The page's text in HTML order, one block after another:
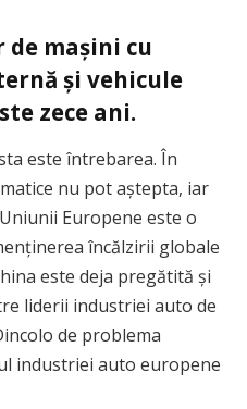
mașini cu
și vehicule
zece ani.
este întrebarea. În
nu pot aștepta, iar
Europene este o
încălzirii globale
este deja pregătită și
liderii industriei auto de
de problema
industriei auto europene